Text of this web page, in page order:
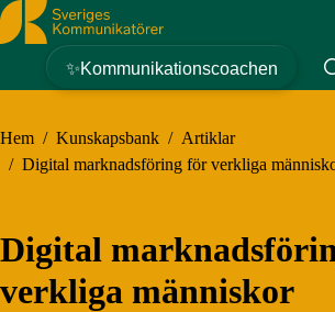
Sveriges Kommunikatörer
✨Kommunikationscoachen
Hem / Kunskapsbank / Artiklar
/ Digital marknadsföring för verkliga
Digital
verkliga människor